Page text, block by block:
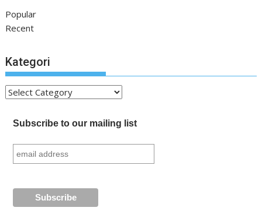
Popular
Recent
Kategori
Kategori
Subscribe to our mailing list